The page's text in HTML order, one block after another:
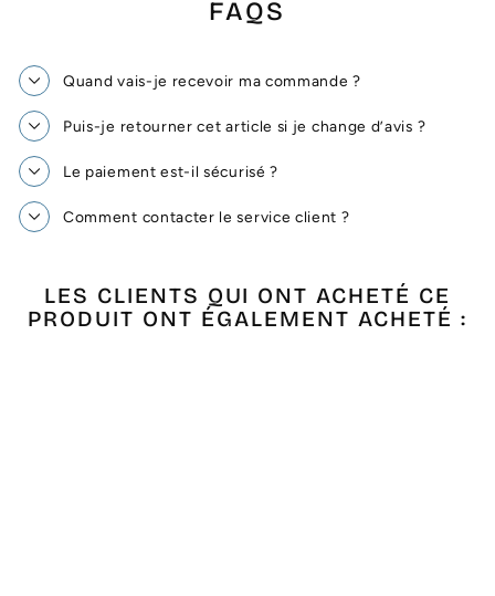
FAQS
Quand vais-je recevoir ma commande ?
Puis-je retourner cet article si je change d’avis ?
Le paiement est-il sécurisé ?
Comment contacter le service client ?
LES CLIENTS QUI ONT ACHETÉ CE
PRODUIT ONT ÉGALEMENT ACHETÉ :